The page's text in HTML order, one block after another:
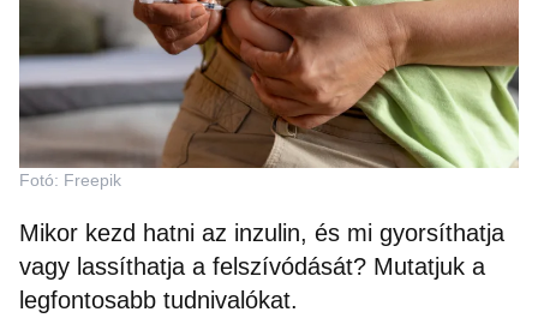
Fotó: Freepik
Mikor kezd hatni az inzulin, és mi gyorsíthatja
vagy lassíthatja a felszívódását? Mutatjuk a
legfontosabb tudnivalókat.